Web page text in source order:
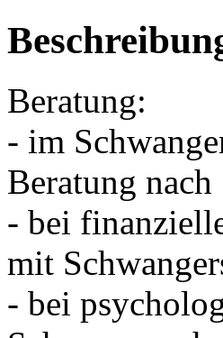
Beratung:
- im
Beratung
- bei
mit
- bei